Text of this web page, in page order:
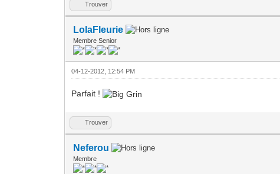
Trouver
LolaFleurie
Membre Senior
04-12-2012, 12:54 PM
Parfait !
Trouver
Neferou
Membre